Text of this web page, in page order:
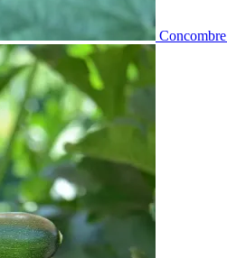
Concombre